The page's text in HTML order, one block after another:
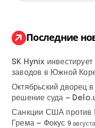
:
Последние
SK Hynix
заводов в Южной
Октябрьский дворец
решение суда —
Санкции США против
Грема — Фокус 9